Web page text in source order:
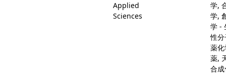
Applied
Sciences
学,
学,
学 -
性
薬
薬,
合